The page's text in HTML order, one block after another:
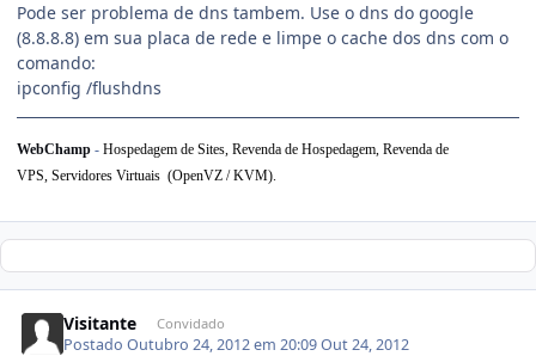
Pode ser problema de dns tambem. Use o dns do google
(8.8.8.8) em sua placa de rede e limpe o cache dos dns com o
comando:
ipconfig /flushdns
WebChamp - Hospedagem de Sites, Revenda de Hospedagem, Revenda de
VPS, Servidores Virtuais (OpenVZ / KVM).
Visitante Convidado
PostadoOutubro 24, 2012 em 20:09Out 24, 2012